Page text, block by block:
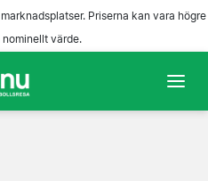
Priserna kan vara högre
värde.